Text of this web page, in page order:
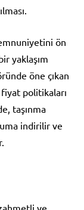
ön
yaklaşım
öne çıkan
politikaları
taşınma
indirilir ve
ve